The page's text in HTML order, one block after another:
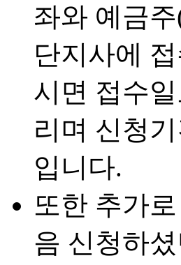
좌와 예금
단지사에
시면 접수
리며 신청
입니다.
또한 추가
음 신청하